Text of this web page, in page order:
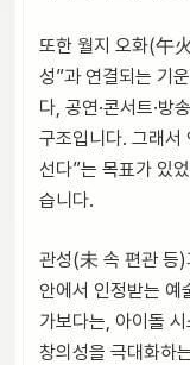
또한 월지 오화(午
성”과 연결되는 기
다, 공연·콘서트·방
구조입니다. 그래서
선다”는 목표가 있
습니다.
관성(未 속 편관 등)
안에서 인정받는 예
가보다는, 아이돌
창의성을 극대화하